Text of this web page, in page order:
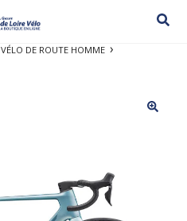
VÉLO DE ROUTE HOMME